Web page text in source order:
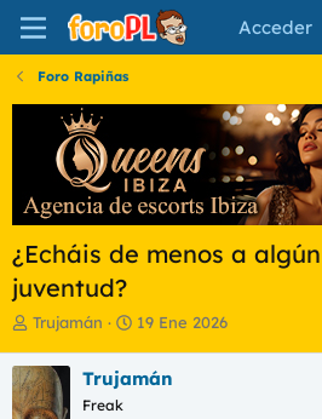
Acceder
Foro Rapiñas
¿Echáis de menos a
juventud?
I
i
c
i
Trujamán
F
h
19 Ene 2026
Trujamán
Freak